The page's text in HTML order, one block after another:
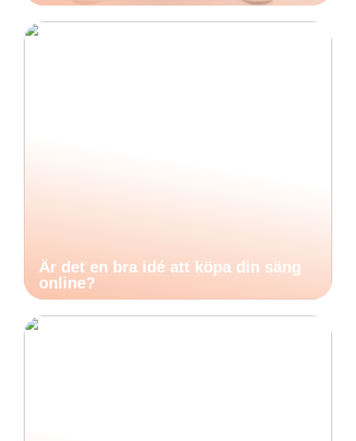
Är det en bra idé att köpa din säng
online?